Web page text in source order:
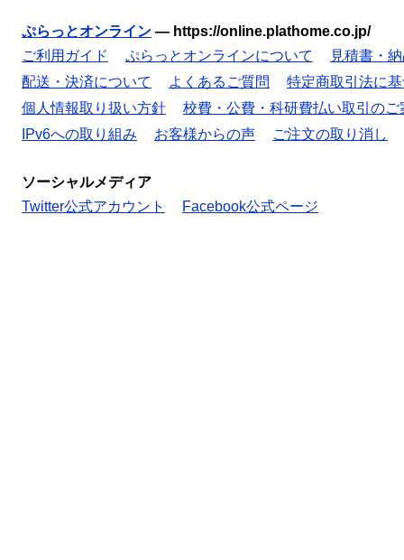
ぷらっとオンライン — https://online.plathome.co.jp/
ご利用ガイド
ぷらっとオンラインについて
見積書・
配送・決済について
よくあるご質問
特定商取引法に
個人情報取り扱い方針
校費・公費・科研費払い取引のご
IPv6への取り組み
お客様からの声 ご注文の取り消し
ソーシャルメディア
Twitter公式アカウント
Facebook公式ページ